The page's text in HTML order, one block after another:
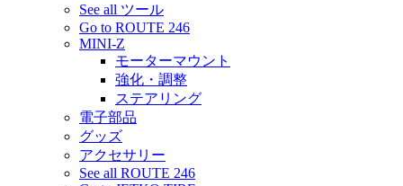
See all ツール
Go to ROUTE 246
MINI-Z
モーターマウント
強化・調整
ステアリング
電子部品
グッズ
アクセサリー
See all ROUTE 246